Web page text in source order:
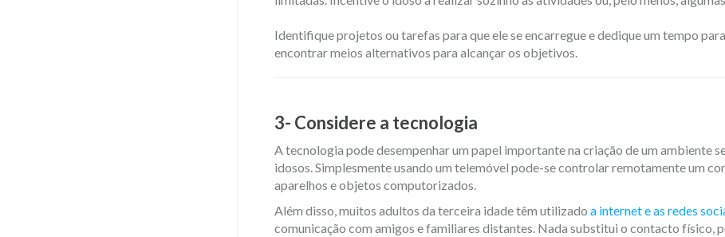
Identifique projetos ou tarefas ​​para que ele se encarregue e dedique um tempo
encontrar meios alternativos para alcançar os objetivos.
3- Considere a tecnologia
A tecnologia pode desempenhar um papel importante na criação de um ambiente
idosos. Simplesmente usando um telemóvel pode-se controlar remotamente um
aparelhos e objetos computorizados.
Além disso, muitos adultos da terceira idade têm utilizado a internet e as redes
comunicação com amigos e familiares distantes. Nada substitui o contacto físico,